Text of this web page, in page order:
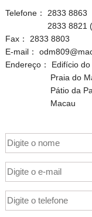
Telefone：
2833 8863
2833 8821
Fax：
2833 8803
E-mail：
Endereço：
Edifício
Praia do
Pátio da
Macau